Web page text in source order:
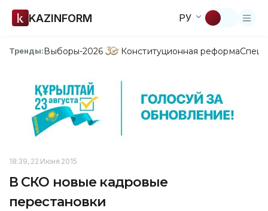
KAZINFORM РУ
Тренды:Выборы-2026 Конституционная реформа
18:39, 22 Июня 2015
В СКО новые кадровые
перестановки